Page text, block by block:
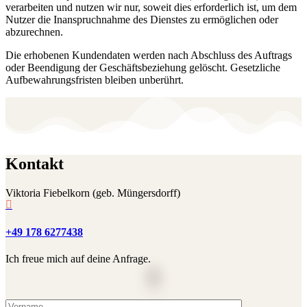
verarbeiten und nutzen wir nur, soweit dies erforderlich ist, um dem
Nutzer die Inanspruchnahme des Dienstes zu ermöglichen oder
abzurechnen.
Die erhobenen Kundendaten werden nach Abschluss des Auftrags
oder Beendigung der Geschäftsbeziehung gelöscht. Gesetzliche
Aufbewahrungsfristen bleiben unberührt.
Kontakt
Viktoria Fiebelkorn (geb. Müngersdorff)

+49 178 6277438
Ich freue mich auf deine Anfrage.